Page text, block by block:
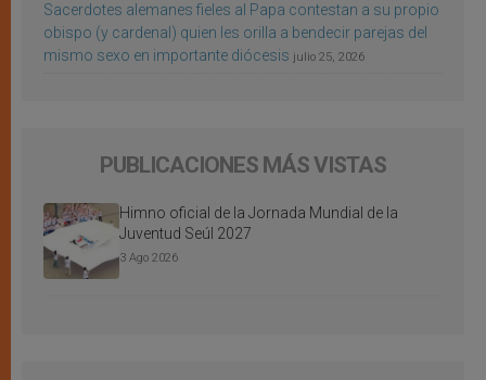
Sacerdotes alemanes fieles al Papa contestan a su propio
obispo (y cardenal) quien les orilla a bendecir parejas del
mismo sexo en importante diócesis julio 25, 2026
PUBLICACIONES MÁS VISTAS
Himno oficial de la Jornada Mundial de la
Juventud Seúl 2027
3 Ago 2026